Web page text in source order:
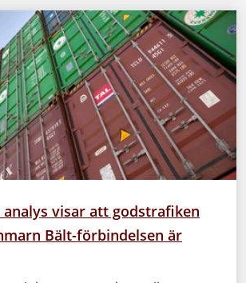
visar att godstrafiken
Bält-förbindelsen är